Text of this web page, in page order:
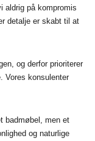
aldrig på kompromis
detalje er skabt til at
og derfor prioriterer
Vores konsulenter
badmøbel, men et
og naturlige